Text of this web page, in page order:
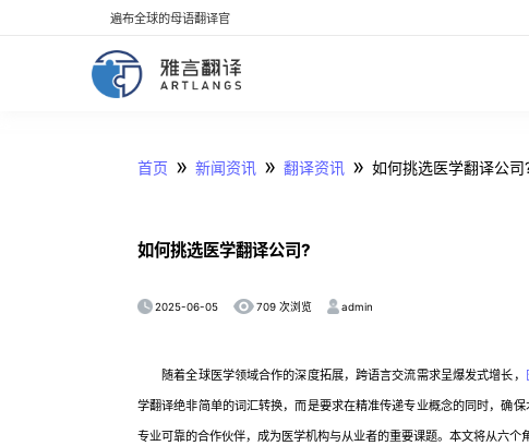
遍布全球的母语翻译官
首页 » 新闻资讯 » 翻译资讯 » 如何挑选医学翻译公司
如何挑选医学翻译公司?
2025-06-05 709 次浏览 admin
随着全球医学领域合作的深度拓展，跨语言交流需求呈爆发式增长，
学翻译绝非简单的词汇转换，而是要求在精准传递专业概念的同时，确
专业可靠的合作伙伴，成为医学机构与从业者的重要课题。本文将从六个